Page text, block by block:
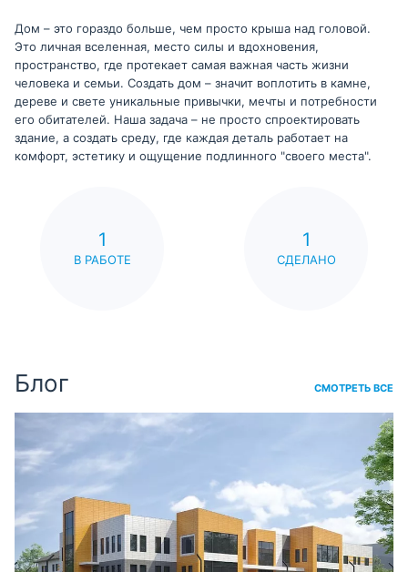
Дом – это гораздо больше, чем просто крыша над головой.
Это личная вселенная, место силы и вдохновения,
пространство, где протекает самая важная часть жизни
человека и семьи. Создать дом – значит воплотить в камне,
дереве и свете уникальные привычки, мечты и потребности
его обитателей. Наша задача – не просто спроектировать
здание, а создать среду, где каждая деталь работает на
комфорт, эстетику и ощущение подлинного "своего места".
1
В РАБОТЕ
1
СДЕЛАНО
Блог СМОТРЕТЬ ВСЕ